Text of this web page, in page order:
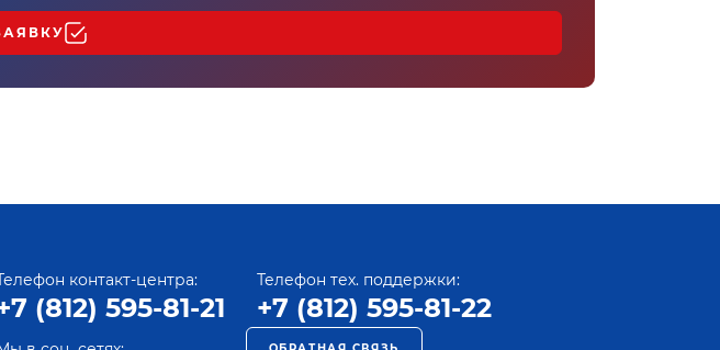
контакт-центра:
(812) 595-81-21
Телефон тех. поддержки:
+7 (812) 595-81-22